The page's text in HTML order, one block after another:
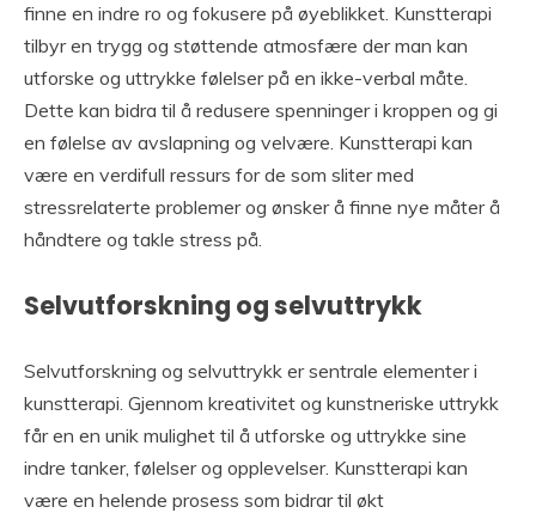
finne en indre ro og fokusere på øyeblikket. Kunstterapi
tilbyr en trygg og støttende atmosfære der man kan
utforske og uttrykke følelser på en ikke-verbal måte.
Dette kan bidra til å redusere spenninger i kroppen og gi
en følelse av avslapning og velvære. Kunstterapi kan
være en verdifull ressurs for de som sliter med
stressrelaterte problemer og ønsker å finne nye måter å
håndtere og takle stress på.
Selvutforskning og selvuttrykk
Selvutforskning og selvuttrykk er sentrale elementer i
kunstterapi. Gjennom kreativitet og kunstneriske uttrykk
får en en unik mulighet til å utforske og uttrykke sine
indre tanker, følelser og opplevelser. Kunstterapi kan
være en helende prosess som bidrar til økt